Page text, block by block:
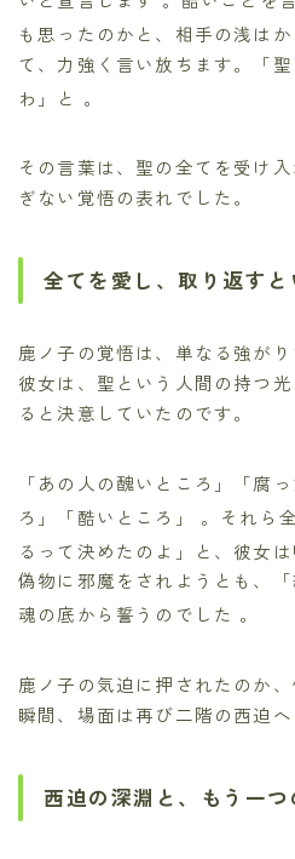
も思ったのかと、相手の浅は
て、力強く言い放ちます。「
わ」と 。
その言葉は、聖の全てを受け
ぎない覚悟の表れでした。
全てを愛し、取り返すと
鹿ノ子の覚悟は、単なる強がり
彼女は、聖という人間の持つ
ると決意していたのです。
「あの人の醜いところ」「腐
ろ」「酷いところ」 。それら
るって決めたのよ」と、彼女
偽物に邪魔をされようとも、
魂の底から誓うのでした 。
鹿ノ子の気迫に押されたのか
瞬間、場面は再び二階の西迫へ
西迫の深淵と、もう一つ